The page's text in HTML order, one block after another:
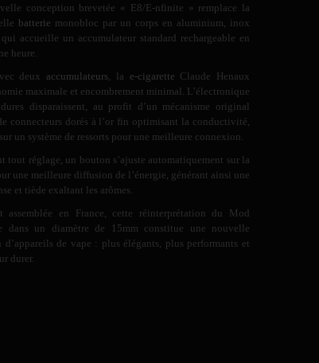
conception brevetée « E8/E-nfinite » remplace la
batterie monobloc par un corps en aluminium, inox
accueille un accumulateur standard rechargeable en
heure.
deux accumulateurs , la e-cigarette Claude Henaux
maximale et encombrement minimal. L’électronique
disparaissent, au profit d’un mécanisme original
connecteurs dorés à l’or fin optimisant la conductivité,
un système de ressorts pour une meilleure connexion.
tout réglage, un bouton s’ajuste automatiquement sur la
une meilleure diffusion de l’énergie, générant ainsi une
et tiède exaltant les arômes.
assemblée en France, cette réinterprétation du Mod
dans un diamètre de 15mm constitue une nouvelle
d’appareils de vape : plus élégants, plus performants et
durer.